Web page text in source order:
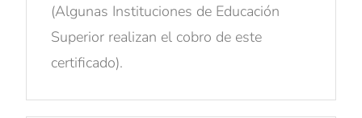
(Algunas Instituciones de Educación
Superior realizan el cobro de este
certificado).